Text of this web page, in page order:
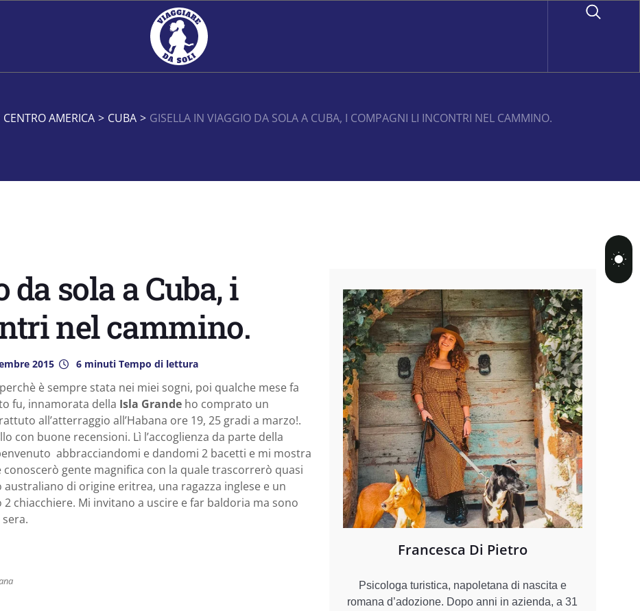
CENTRO AMERICA > CUBA > GISELLA IN VIAGGIO DA SOLA A CUBA, I COMPAGNI LI INCONTRI NEL CAMMINO.
sola a Cuba, i
nel cammino.
2015 6 minuti Tempo di lettura
perchè è sempre stata nei miei sogni, poi qualche mese fa
fu, innamorata della Isla Grande ho comprato un
all’atterraggio all’Habana ore 19, 25 gradi a marzo!.
con buone recensioni. Lì l’accoglienza da parte della
abbracciandomi e dandomi 2 bacetti e mi mostra
gente magnifica con la quale trascorrerò quasi
di origine eritrea, una ragazza inglese e un
chiacchiere. Mi invitano a uscire e far baldoria ma sono
Francesca Di Pietro
Psicologa turistica, napoletana di nascita e
romana d’adozione. Dopo anni in azienda, a 31